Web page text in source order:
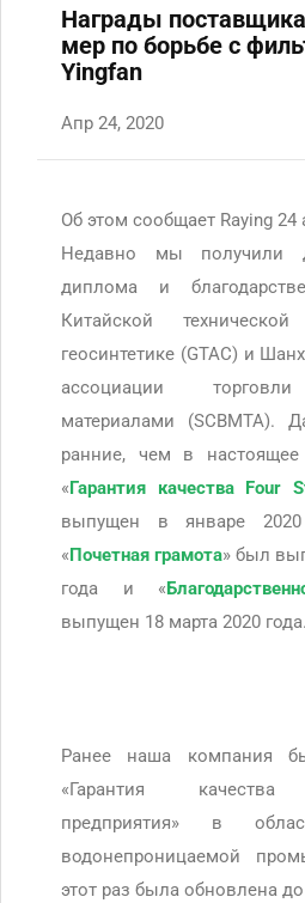
Награды
мер по борьбе с
Yingfan
Апр 24, 2020
Об этом сообщает Raying 24
Недавно мы получили
диплома и
Китайской
геосинтетике (GTAC) и
ассоциации
материалами (SCBMTA).
ранние, чем в
«Гарантия качества Four
выпущен в январе
«Почетная грамота» был
года и «
выпущен 18 марта 2020 года.
Ранее наша компания
«Гарантия качества
предприятия» в
водонепроницаемой
этот раз была обновлена